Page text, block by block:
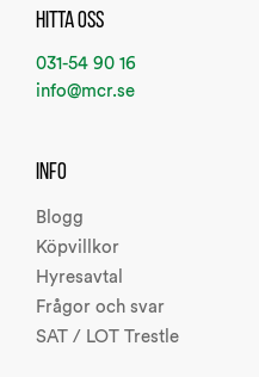
INFO
Blogg
Köpvillkor
Hyresavtal
Frågor och svar
SAT / LOT Trestle
HITTA OSS
031-54 90 16
info@mcr.se